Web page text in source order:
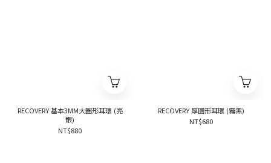
RECOVERY 基本3MM大圈形耳環 (亮
銀)
NT$880
RECOVERY 厚圓形耳環 (霧黑)
NT$680